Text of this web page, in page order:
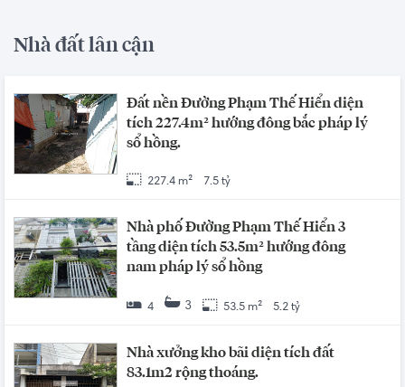
Nhà đất lân cận
Đất nền Đường Phạm Thế Hiển diện
tích 227.4m² hướng đông bắc pháp lý
sổ hồng.
227.4 m² 7.5 tỷ
Nhà phố Đường Phạm Thế Hiển 3
tầng diện tích 53.5m² hướng đông
nam pháp lý sổ hồng
4 3 53.5 m² 5.2 tỷ
Nhà xưởng kho bãi diện tích đất
83.1m2 rộng thoáng.